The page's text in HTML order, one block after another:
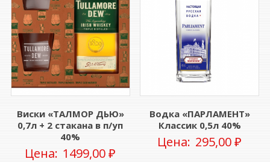
Виски «ТАЛМОР ДЬЮ»
0,7л + 2 стакана в п/уп
40%
Цена: 1499,00₽
Водка «ПАРЛАМЕНТ»
Классик 0,5л 40%
Цена: 295,00₽